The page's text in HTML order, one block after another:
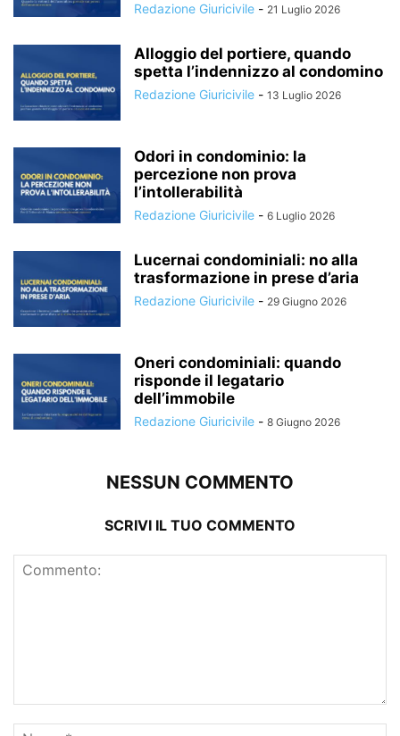
Redazione Giuricivile - 21 Luglio 2026
Alloggio del portiere, quando
spetta l’indennizzo al condomino
Redazione Giuricivile - 13 Luglio 2026
Odori in condominio: la
percezione non prova
l’intollerabilità
Redazione Giuricivile - 6 Luglio 2026
Lucernai condominiali: no alla
trasformazione in prese d’aria
Redazione Giuricivile - 29 Giugno 2026
Oneri condominiali: quando
risponde il legatario
dell’immobile
Redazione Giuricivile - 8 Giugno 2026
NESSUN COMMENTO
SCRIVI IL TUO COMMENTO